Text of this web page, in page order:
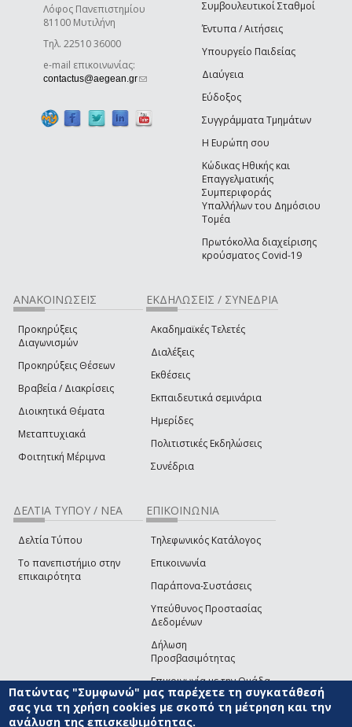
Λόφος Πανεπιστημίου
81100 Μυτιλήνη
Τηλ. 22510 36000
e-mail επικοινωνίας:
contactus@aegean.gr(link sends e-mail)
Συμβουλευτικοί Σταθμοί
Έντυπα / Αιτήσεις
Υπουργείο Παιδείας
Διαύγεια
Εύδοξος
Συγγράμματα Τμημάτων
Η Ευρώπη σου
Κώδικας Ηθικής και
Επαγγελματικής
Συμπεριφοράς
Υπαλλήλων του Δημόσιου
Τομέα
Πρωτόκολλα διαχείρισης
κρούσματος Covid-19
ΑΝΑΚΟΙΝΩΣΕΙΣ
Προκηρύξεις
Διαγωνισμών
Προκηρύξεις Θέσεων
Βραβεία / Διακρίσεις
Διοικητικά Θέματα
Μεταπτυχιακά
Φοιτητική Μέριμνα
ΕΚΔΗΛΩΣΕΙΣ / ΣΥΝΕΔΡΙΑ
Ακαδημαϊκές Τελετές
Διαλέξεις
Εκθέσεις
Εκπαιδευτικά σεμινάρια
Ημερίδες
Πολιτιστικές Εκδηλώσεις
Συνέδρια
ΔΕΛΤΙΑ ΤΥΠΟΥ / ΝΕΑ
Δελτία Τύπου
Το πανεπιστήμιο στην
επικαιρότητα
ΕΠΙΚΟΙΝΩΝΙΑ
Τηλεφωνικός Κατάλογος
Επικοινωνία
Παράπονα-Συστάσεις
Υπεύθυνος Προστασίας
Δεδομένων
Δήλωση
Προσβασιμότητας
Επικοινωνία με την Ομάδα
Ανάπτυξης του site(link sends e-mail)
Πατώντας "Συμφωνώ" μας παρέχετε τη συγκατάθεσή
σας για τη χρήση cookies με σκοπό τη μέτρηση και την
ανάλυση της επισκεψιμότητας.